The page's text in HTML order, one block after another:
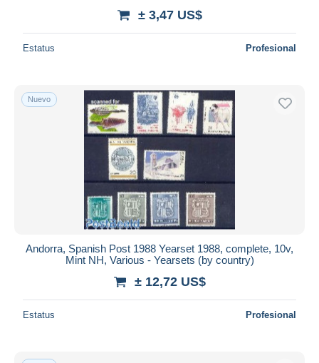
± 3,47 US$
Estatus Profesional
Nuevo
Andorra, Spanish Post 1988 Yearset 1988, complete, 10v,
Mint NH, Various - Yearsets (by country)
± 12,72 US$
Estatus Profesional